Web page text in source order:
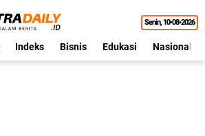
Senin 10•08•2026
Indeks Bisnis Edukasi Nasional